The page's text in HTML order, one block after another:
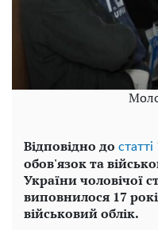
Відповідно до статті
обов'язок та
України чоловічої
виповнилося 17
військовий облік.